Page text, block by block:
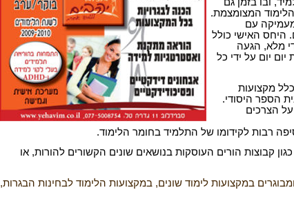
ובו בזמן גם
המצומצמת.
עם
היחס האישי כולל
מלא, הגעה
יום על ידי כל
מקצועות
הספר היסודי.
הצרכים
רבות לקידומו של התלמיד בחומר הלימוד.
קבוצות הורים העוסקות בנושאים שונים הקשורים להורות, או
במקצועות לימוד שונים, במקצועות הלימוד לבחינות הבגרות,